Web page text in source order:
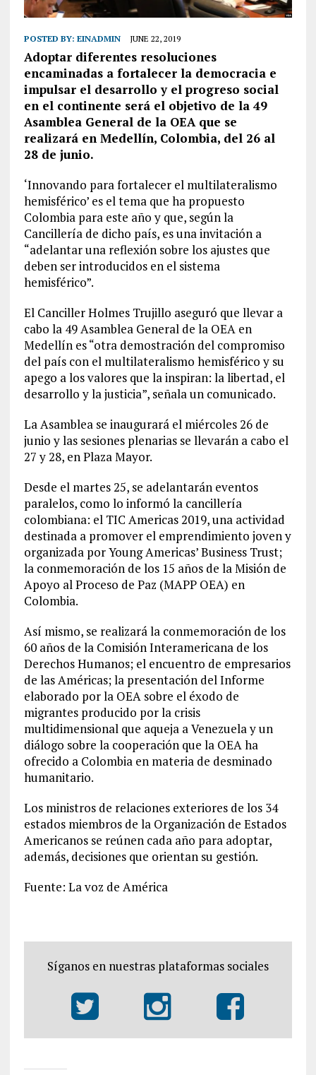
POSTED BY: EINADMIN JUNE 22, 2019
Adoptar diferentes resoluciones
encaminadas a fortalecer la democracia e
impulsar el desarrollo y el progreso social
en el continente será el objetivo de la 49
Asamblea General de la OEA que se
realizará en Medellín, Colombia, del 26 al
28 de junio.
‘Innovando para fortalecer el multilateralismo
hemisférico’ es el tema que ha propuesto
Colombia para este año y que, según la
Cancillería de dicho país, es una invitación a
“adelantar una reflexión sobre los ajustes que
deben ser introducidos en el sistema
hemisférico”.
El Canciller Holmes Trujillo aseguró que llevar a
cabo la 49 Asamblea General de la OEA en
Medellín es “otra demostración del compromiso
del país con el multilateralismo hemisférico y su
apego a los valores que la inspiran: la libertad, el
desarrollo y la justicia”, señala un comunicado.
La Asamblea se inaugurará el miércoles 26 de
junio y las sesiones plenarias se llevarán a cabo el
27 y 28, en Plaza Mayor.
Desde el martes 25, se adelantarán eventos
paralelos, como lo informó la cancillería
colombiana: el TIC Americas 2019, una actividad
destinada a promover el emprendimiento joven y
organizada por Young Americas’ Business Trust;
la conmemoración de los 15 años de la Misión de
Apoyo al Proceso de Paz (MAPP OEA) en
Colombia.
Así mismo, se realizará la conmemoración de los
60 años de la Comisión Interamericana de los
Derechos Humanos; el encuentro de empresarios
de las Américas; la presentación del Informe
elaborado por la OEA sobre el éxodo de
migrantes producido por la crisis
multidimensional que aqueja a Venezuela y un
diálogo sobre la cooperación que la OEA ha
ofrecido a Colombia en materia de desminado
humanitario.
Los ministros de relaciones exteriores de los 34
estados miembros de la Organización de Estados
Americanos se reúnen cada año para adoptar,
además, decisiones que orientan su gestión.
Fuente: La voz de América
Síganos en nuestras plataformas sociales